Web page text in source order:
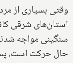
وقتی بسیاری از
استان‌های شرقی
سنگینی مواجه
حال حرکت است،